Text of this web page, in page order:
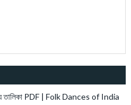
তালিকা PDF | Folk Dances of India